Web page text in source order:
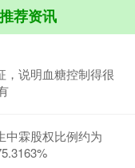
推荐资讯
，说明血糖控制得很
中霖股权比例约为